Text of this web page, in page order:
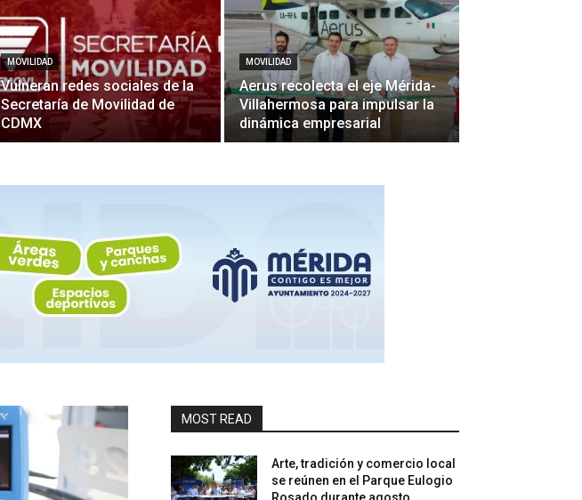
MOVILIDAD
Vulneran redes sociales de la
Secretaría de Movilidad de
CDMX
MOVILIDAD
Aerus recolecta el eje Mérida-
Villahermosa para impulsar la
dinámica empresarial
MOST READ
Arte, tradición y comercio local
se reúnen en el Parque Eulogio